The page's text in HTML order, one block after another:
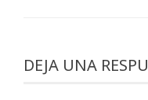
DEJA UNA